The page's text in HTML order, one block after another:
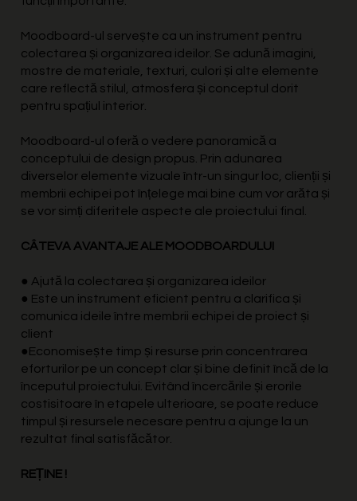
Moodboard-ul servește ca un instrument pentru
colectarea și organizarea ideilor. Se adună imagini,
mostre de materiale, texturi, culori și alte elemente
care reflectă stilul, atmosfera și conceptul dorit
pentru spațiul interior.
Moodboard-ul oferă o vedere panoramică a
conceptului de design propus. Prin adunarea
diverselor elemente vizuale într-un singur loc, clienții și
membrii echipei pot înțelege mai bine cum vor arăta și
se vor simți diferitele aspecte ale proiectului final.
CÂTEVA AVANTAJE ALE MOODBOARDULUI
● Ajută la colectarea și organizarea ideilor
● Este un instrument eficient pentru a clarifica și
comunica ideile între membrii echipei de proiect și
client
●Economisește timp și resurse prin concentrarea
eforturilor pe un concept clar și bine definit încă de la
începutul proiectului. Evitând încercările și erorile
costisitoare în etapele ulterioare, se poate reduce
timpul și resursele necesare pentru a ajunge la un
rezultat final satisfăcător.
REȚINE !